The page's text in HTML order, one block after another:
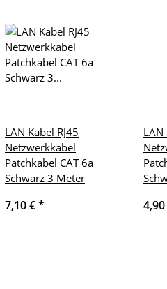
LAN Kabel RJ45
Netzwerkkabel
Patchkabel CAT 6a
Schwarz 3 Meter
7,10 €*
LAN